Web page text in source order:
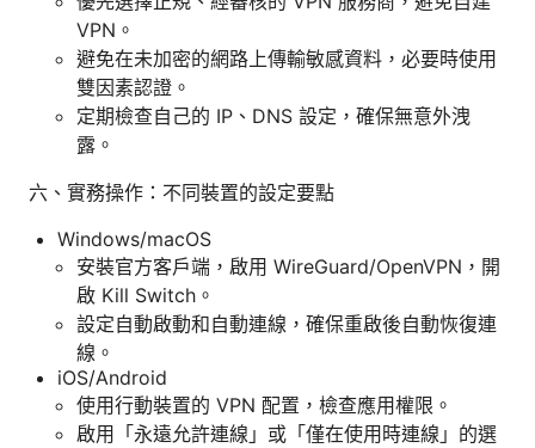
VPN。
避免在未加密的網路上傳輸敏感資料，必要時使用
雙因素認證。
定期檢查自己的 IP、DNS 設定，確保無意外洩
露。
六、實務操作：不同裝置的設定要點
Windows/macOS
安裝官方客戶端，啟用 WireGuard/OpenVPN，開
啟 Kill Switch。
設定自動啟動和自動連線，確保重啟後自動恢復連
線。
iOS/Android
使用行動裝置的 VPN 配置，檢查應用權限。
啟用「永遠允許連線」或「僅在使用時連線」的選